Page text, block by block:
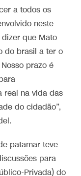
a todos os
neste
que Mato
do brasil a ter o
prazo é
real na vida das
do cidadão”,
patamar teve
para
Privada) do